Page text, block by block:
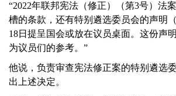
“2022年联邦宪法（修正）（第3号）法
槽的条款，还有特别遴选委员会的声明
18日提呈国会或放在议员桌面。这份声
为议员们的参考。”
他说，负责审查宪法修正案的特别遴选
出上述决定。